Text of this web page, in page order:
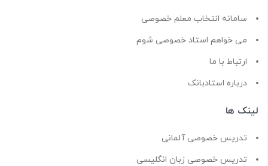
سامانه انتخاب معلم خصوصی
می خواهم استاد خصوصی شوم
ارتباط با ما
درباره استادبانک
لینک ها
تدریس خصوصی آلمانی
تدریس خصوصی زبان انگلیسی